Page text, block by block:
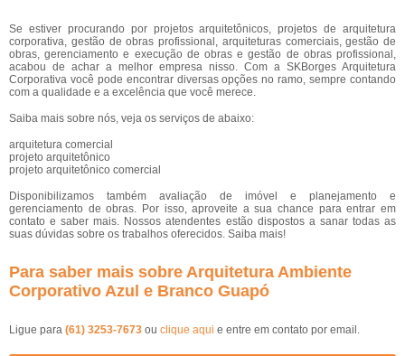
Se estiver procurando por projetos arquitetônicos, projetos de arquitetura
corporativa, gestão de obras profissional, arquiteturas comerciais, gestão de
obras, gerenciamento e execução de obras e gestão de obras profissional,
acabou de achar a melhor empresa nisso. Com a SKBorges Arquitetura
Corporativa você pode encontrar diversas opções no ramo, sempre contando
com a qualidade e a excelência que você merece.
Saiba mais sobre nós, veja os serviços de abaixo:
arquitetura comercial
projeto arquitetônico
projeto arquitetônico comercial
Disponibilizamos também avaliação de imóvel e planejamento e
gerenciamento de obras. Por isso, aproveite a sua chance para entrar em
contato e saber mais. Nossos atendentes estão dispostos a sanar todas as
suas dúvidas sobre os trabalhos oferecidos. Saiba mais!
Para saber mais sobre Arquitetura Ambiente
Corporativo Azul e Branco Guapó
Ligue para (61) 3253-7673 ou clique aqui e entre em contato por email.